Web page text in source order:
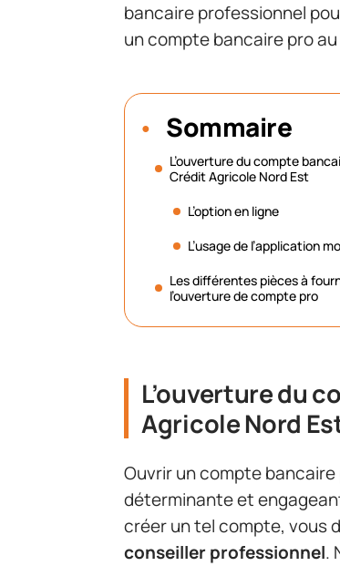
bancaire professionnel
un compte bancaire pro
Sommaire
L’ouverture du compte
Crédit Agricole Nord Est
L’option en ligne
L’usage de l’application
Les différentes pièces à
l’ouverture de compte pro
L’ouverture du
Agricole Nord
Ouvrir un compte
déterminante et
créer un tel compte, vous
conseiller professionnel.